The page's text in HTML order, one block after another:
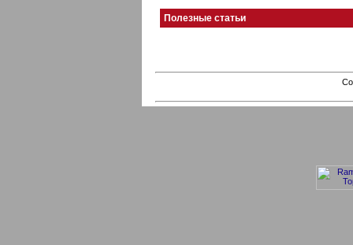
Полезные статьи